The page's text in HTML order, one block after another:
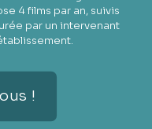
4 films par an, suivis
par un intervenant
!